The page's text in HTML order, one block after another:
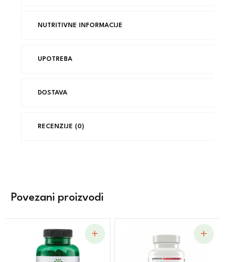
NUTRITIVNE INFORMACIJE
UPOTREBA
DOSTAVA
RECENZIJE (0)
Povezani proizvodi